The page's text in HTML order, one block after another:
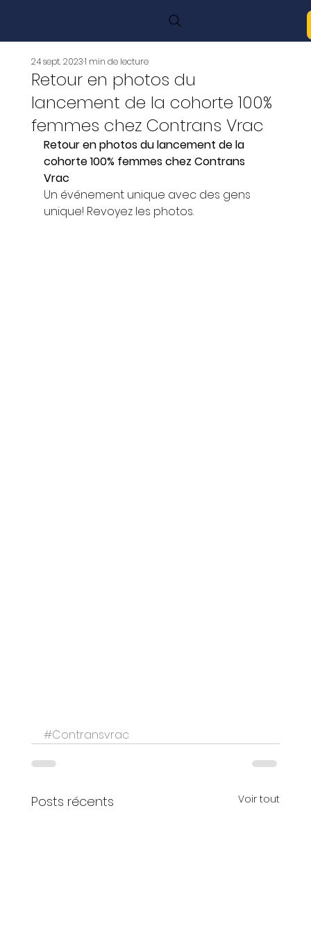
Retour en photos du
lancement de la cohorte 100%
femmes chez Contrans Vrac
24 sept. 20231 min de lecture
Retour en photos du lancement de la
cohorte 100% femmes chez Contrans
Vrac
Un événement unique avec des gens
unique! Revoyez les photos.
#Contransvrac
Posts récents Voir tout